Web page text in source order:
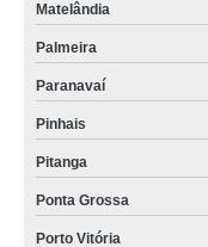
Matelândia
Palmeira
Paranavaí
Pinhais
Pitanga
Ponta Grossa
Porto Vitória